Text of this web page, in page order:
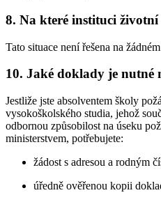
8. Na které instituci životní
Tato situace není řešena na
10. Jaké doklady je nutné
Jestliže jste absolventem školy
vysokoškolského studia, jehož
odbornou způsobilost na úseku
ministerstvem, potřebujete:
žádost s adresou a rodným
úředně ověřenou kopii